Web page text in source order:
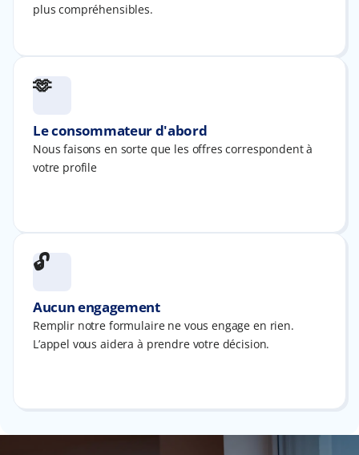
plus compréhensibles.​
🫶
Le consommateur d'abord
Nous faisons en sorte que les offres correspondent à
votre profile
🔓
Aucun engagement
Remplir notre formulaire ne vous engage en rien.
L’appel vous aidera à prendre votre décision.